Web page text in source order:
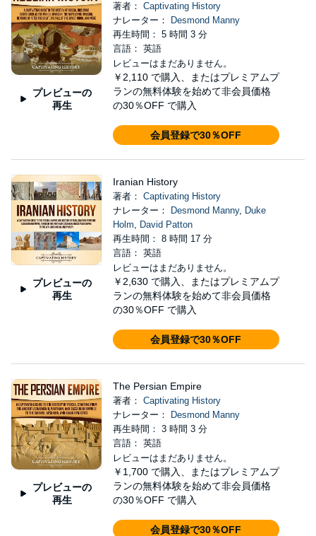
プレビューの
再生
著者： Captivating History
ナレーター：
Desmond Manny
再生時間： 5 時間 3 分
言語： 英語
レビューはまだありません。
￥2,110 で購入、またはプレミアムプ
ランの無料体験を始めて非会員価格
の30％OFF で購入
会員登録で30％OFF
プレビューの
再生
Iranian History
著者： Captivating History
ナレーター：
Desmond Manny, Duke
Holm, David Patton
再生時間： 8 時間 17 分
言語： 英語
レビューはまだありません。
￥2,630 で購入、またはプレミアムプ
ランの無料体験を始めて非会員価格
の30％OFF で購入
会員登録で30％OFF
プレビューの
再生
The Persian Empire
著者： Captivating History
ナレーター：
Desmond Manny
再生時間： 3 時間 3 分
言語： 英語
レビューはまだありません。
￥1,700 で購入、またはプレミアムプ
ランの無料体験を始めて非会員価格
の30％OFF で購入
会員登録で30％OFF